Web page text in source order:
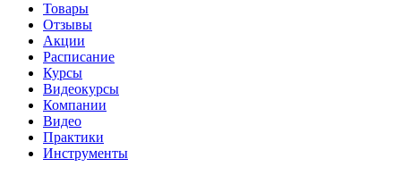
Товары
Отзывы
Акции
Расписание
Курсы
Видеокурсы
Компании
Видео
Практики
Инструменты